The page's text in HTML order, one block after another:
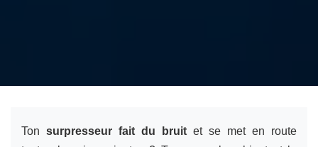
Ton surpresseur fait du bruit et se met en route